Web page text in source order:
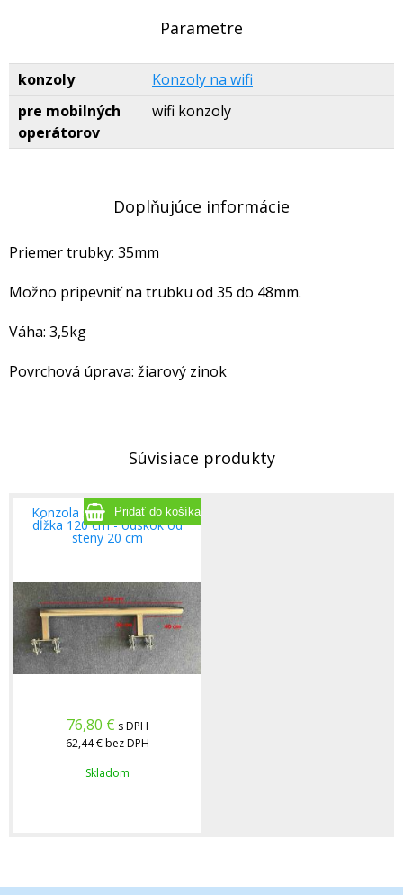
Parametre
konzoly
Konzoly na wifi
pre mobilných
operátorov
wifi konzoly
Doplňujúce informácie
Priemer trubky: 35mm
Možno pripevniť na trubku od 35 do 48mm.
Váha: 3,5kg
Povrchová úprava: žiarový zinok
Súvisiace produkty
Konzola stožiarová PROFI
dĺžka 120 cm - odskok od
steny 20 cm
76,80 € s DPH
62,44 €bez DPH
Skladom